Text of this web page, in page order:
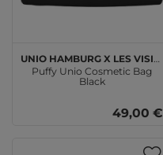
Puffy Unio Cosmetic Bag
Black
49,00 €